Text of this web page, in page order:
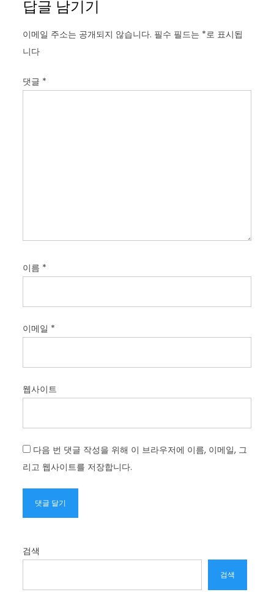
답글 남기기
이메일 주소는 공개되지 않습니다. 필수 필드는 *로 표시됩
니다
댓글 *
이름 *
이메일 *
웹사이트
다음 번 댓글 작성을 위해 이 브라우저에 이름, 이메일, 그
리고 웹사이트를 저장합니다.
검색
검색